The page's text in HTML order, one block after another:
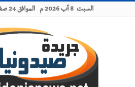
السبت 8 آب 2026 م الموافق 24 صفر 1448 هـ